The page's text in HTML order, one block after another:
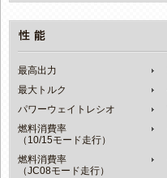
最高出力
最大トルク
パワーウェイトレシオ
燃料消費率
（10/15モード走行）
燃料消費率
（JC08モード走行）